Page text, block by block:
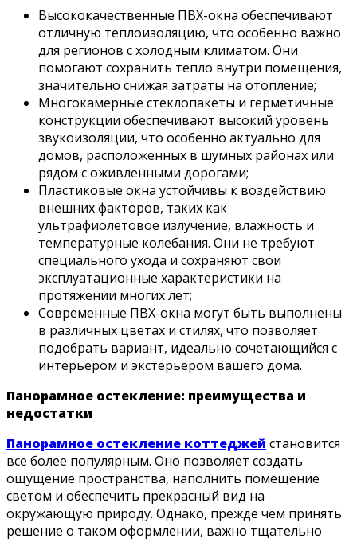
Высококачественные ПВХ-окна обеспечивают
отличную теплоизоляцию, что особенно важно
для регионов с холодным климатом. Они
помогают сохранить тепло внутри помещения,
значительно снижая затраты на отопление;
Многокамерные стеклопакеты и герметичные
конструкции обеспечивают высокий уровень
звукоизоляции, что особенно актуально для
домов, расположенных в шумных районах или
рядом с оживленными дорогами;
Пластиковые окна устойчивы к воздействию
внешних факторов, таких как
ультрафиолетовое излучение, влажность и
температурные колебания. Они не требуют
специального ухода и сохраняют свои
эксплуатационные характеристики на
протяжении многих лет;
Современные ПВХ-окна могут быть выполнены
в различных цветах и стилях, что позволяет
подобрать вариант, идеально сочетающийся с
интерьером и экстерьером вашего дома.
Панорамное остекление: преимущества и
недостатки
Панорамное остекление коттеджей становится
все более популярным. Оно позволяет создать
ощущение пространства, наполнить помещение
светом и обеспечить прекрасный вид на
окружающую природу. Однако, прежде чем принять
решение о таком оформлении, важно тщательно